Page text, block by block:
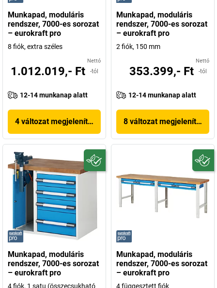
Munkapad, moduláris
rendszer, 7000-es sorozat
– eurokraft pro
8 fiók, extra széles
Nettó
1.012.019,- Ft -tól
12-14 munkanap alatt
4 változat megjelenítése
Munkapad, moduláris
rendszer, 7000-es sorozat
– eurokraft pro
2 fiók, 150 mm
Nettó
353.399,- Ft -tól
12-14 munkanap alatt
8 változat megjelenítése
Munkapad, moduláris
rendszer, 7000-es sorozat
– eurokraft pro
4 fiók, 1 satu (összecsukható
Munkapad, moduláris
rendszer, 7000-es sorozat
– eurokraft pro
4 függesztett fiók